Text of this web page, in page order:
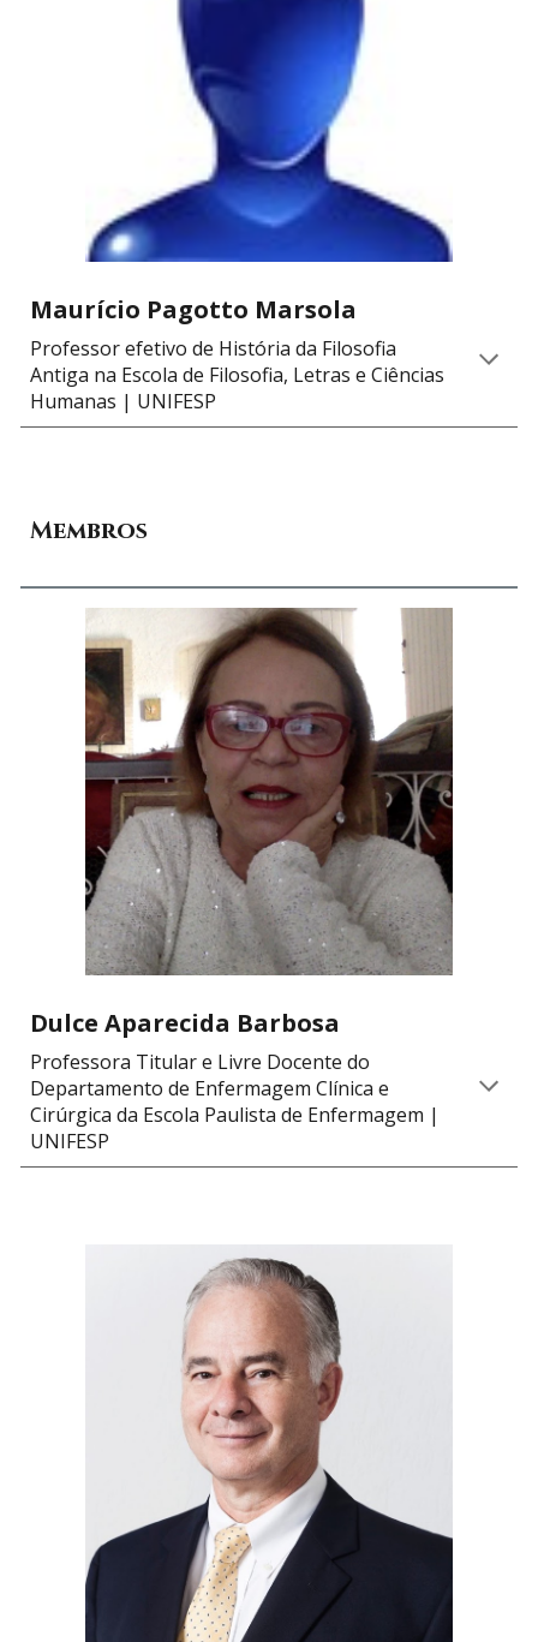
Maurício Pagotto Marsola
Professorefetivo de História da Filosofia
Antiga na Escola de Filosofia, Letras e Ciências
Humanas | UNIFESP
Membros
Dulce Aparecida Barbosa
Professora Titular e Livre Docente do
Departamento de Enfermagem Clínica e
Cirúrgica da Escola Paulista de Enfermagem |
UNIFESP